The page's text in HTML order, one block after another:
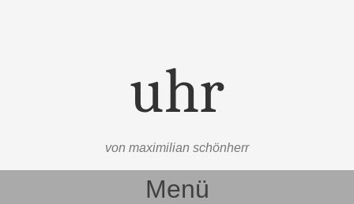
uhr
von maximilian schönherr
Menü